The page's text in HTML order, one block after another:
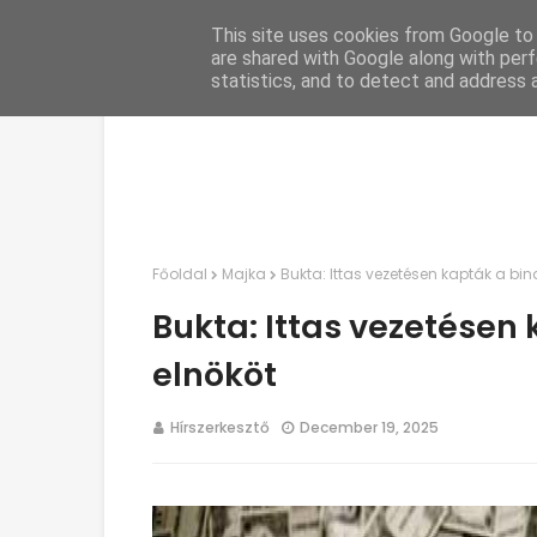
Főoldal Majka Bukta: Ittas vezetésen kapták a
Bukta: Ittas
elnököt
Hírszerkesztő December 19, 2025
This site uses cookies from Google
are shared with Google along with
statistics, and to detect and address